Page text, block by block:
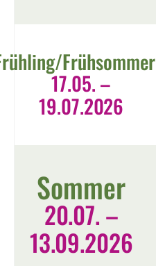
Frühsommer
17.05. –
19.07.2026
Sommer
20.07. –
13.09.2026